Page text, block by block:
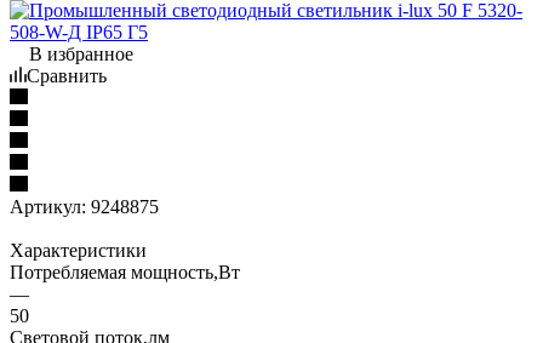
В избранное
Сравнить
Артикул: 9248875
Характеристики
Потребляемая мощность,Вт
—
50
Световой поток,лм